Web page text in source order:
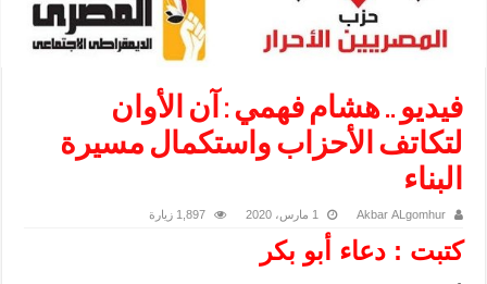
فيديو .. هشام فهمي : آن الأوان
لتكاتف الأحزاب واستكمال مسيرة
البناء
Akbar ALgomhur 1 مارس، 2020 1,897 زيارة
كتبت : دعاء أبو بكر